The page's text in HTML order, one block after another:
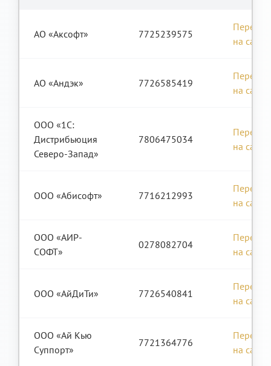
АО «Аксофт» 7725239575
Перейти
на сайт
АО «Андэк» 7726585419
Перейти
на сайт
ООО «1С:
Дистрибьюция
Северо-Запад»
7806475034
Перейти
на сайт
ООО «Абисофт» 7716212993
Перейти
на сайт
ООО «АИР-
СОФТ»
0278082704
Перейти
на сайт
ООО «АйДиТи» 7726540841
Перейти
на сайт
ООО «Ай Кью
Суппорт»
7721364776
Перейти
на сайт